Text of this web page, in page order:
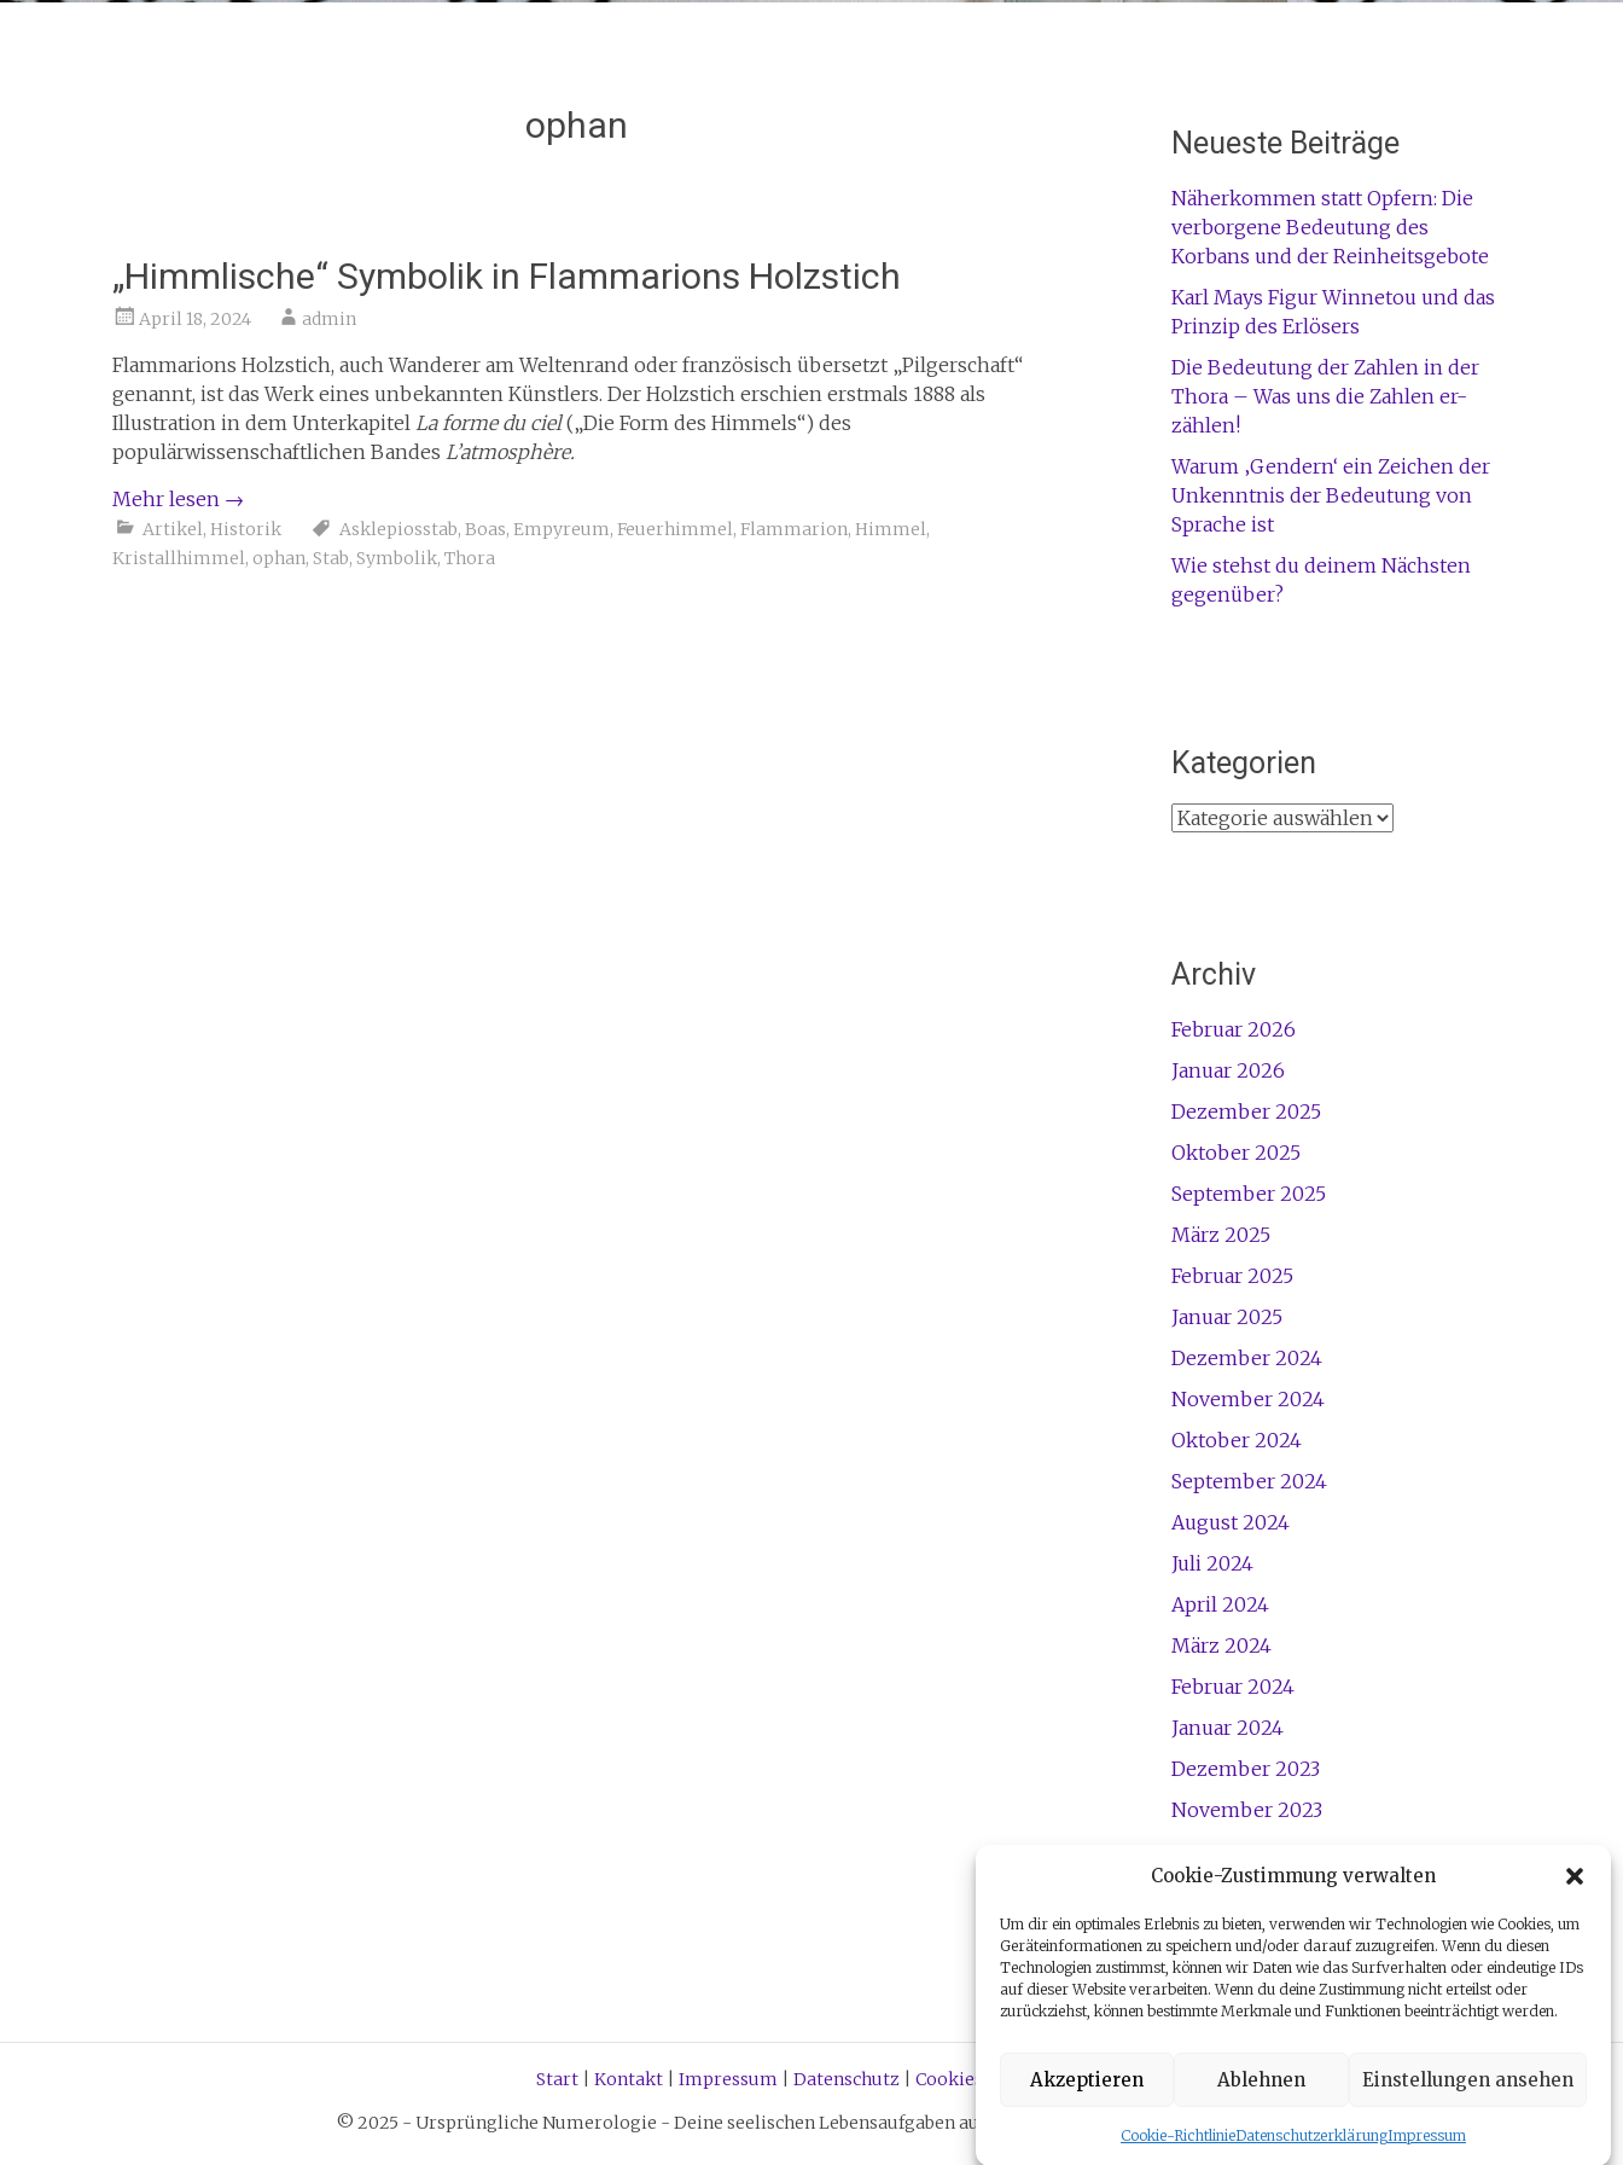
Cookie-Zustimmung verwalten
Um dir ein optimales Erlebnis zu bieten, verwenden wir Technologien wie Cookies, um
Geräteinformationen zu speichern und/oder darauf zuzugreifen. Wenn du diesen
Technologien zustimmst, können wir Daten wie das Surfverhalten oder eindeutige IDs
auf dieser Website verarbeiten. Wenn du deine Zustimmung nicht erteilst oder
zurückziehst, können bestimmte Merkmale und Funktionen beeinträchtigt werden.
Akzeptieren Ablehnen Einstellungen ansehen
Cookie-RichtlinieDatenschutzerklärungImpressum
ophan
„Himmlische“ Symbolik in Flammarions Holzstich
April 18, 2024 admin
Flammarions Holzstich, auch Wanderer am Weltenrand oder französisch übersetzt „Pilgerschaft“
genannt, ist das Werk eines unbekannten Künstlers. Der Holzstich erschien erstmals 1888 als
Illustration in dem Unterkapitel La forme du ciel(„Die Form des Himmels“) des
populärwissenschaftlichen Bandes L’atmosphère.
Mehr lesen →
Artikel, Historik Asklepiosstab, Boas, Empyreum, Feuerhimmel, Flammarion, Himmel,
Kristallhimmel, ophan, Stab, Symbolik, Thora
Neueste Beiträge
Näherkommen statt Opfern: Die
verborgene Bedeutung des
Korbans und der Reinheitsgebote
Karl Mays Figur Winnetou und das
Prinzip des Erlösers
Die Bedeutung der Zahlen in der
Thora – Was uns die Zahlen er-
zählen!
Warum ‚Gendern‘ ein Zeichen der
Unkenntnis der Bedeutung von
Sprache ist
Wie stehst du deinem Nächsten
gegenüber?
Kategorien
Kategorien
Archiv
Februar 2026
Januar 2026
Dezember 2025
Oktober 2025
September 2025
März 2025
Februar 2025
Januar 2025
Dezember 2024
November 2024
Oktober 2024
September 2024
August 2024
Juli 2024
April 2024
März 2024
Februar 2024
Januar 2024
Dezember 2023
November 2023
Start Kontakt Impressum Datenschutz Cookies
Über mich
© 2025 - Ursprüngliche Numerologie - Deine seelischen Lebensaufgaben aus dem Ursprung. All Rights Reserved.